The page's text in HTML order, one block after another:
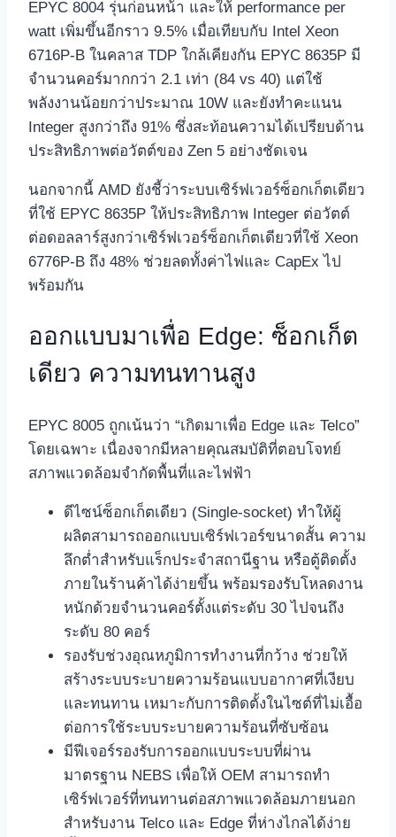
EPYC 8004 รุ่นก่อนหน้า และให้ performance per
watt เพิ่มขึ้นอีกราว 9.5% เมื่อเทียบกับ Intel Xeon
6716P‑B ในคลาส TDP ใกล้เคียงกัน EPYC 8635P มี
จำนวนคอร์มากกว่า 2.1 เท่า (84 vs 40) แต่ใช้
พลังงานน้อยกว่าประมาณ 10W และยังทำคะแนน
Integer สูงกว่าถึง 91% ซึ่งสะท้อนความได้เปรียบด้าน
ประสิทธิภาพต่อวัตต์ของ Zen 5 อย่างชัดเจน
นอกจากนี้ AMD ยังชี้ว่าระบบเซิร์ฟเวอร์ซ็อกเก็ตเดียว
ที่ใช้ EPYC 8635P ให้ประสิทธิภาพ Integer ต่อวัตต์
ต่อดอลลาร์สูงกว่าเซิร์ฟเวอร์ซ็อกเก็ตเดียวที่ใช้ Xeon
6776P‑B ถึง 48% ช่วยลดทั้งค่าไฟและ CapEx ไป
พร้อมกัน
ออกแบบมาเพื่อ Edge: ซ็อกเก็ต
เดียว ความทนทานสูง
EPYC 8005 ถูกเน้นว่า “เกิดมาเพื่อ Edge และ Telco”
โดยเฉพาะ เนื่องจากมีหลายคุณสมบัติที่ตอบโจทย์
สภาพแวดล้อมจำกัดพื้นที่และไฟฟ้า
ดีไซน์ซ็อกเก็ตเดียว (Single‑socket) ทำให้ผู้
ผลิตสามารถออกแบบเซิร์ฟเวอร์ขนาดสั้น ความ
ลึกต่ำสำหรับแร็กประจำสถานีฐาน หรือตู้ติดตั้ง
ภายในร้านค้าได้ง่ายขึ้น พร้อมรองรับโหลดงาน
หนักด้วยจำนวนคอร์ตั้งแต่ระดับ 30 ไปจนถึง
ระดับ 80 คอร์
รองรับช่วงอุณหภูมิการทำงานที่กว้าง ช่วยให้
สร้างระบบระบายความร้อนแบบอากาศที่เงียบ
และทนทาน เหมาะกับการติดตั้งในไซต์ที่ไม่เอื้อ
ต่อการใช้ระบบระบายความร้อนที่ซับซ้อน
มีฟีเจอร์รองรับการออกแบบระบบที่ผ่าน
มาตรฐาน NEBS เพื่อให้ OEM สามารถทำ
เซิร์ฟเวอร์ที่ทนทานต่อสภาพแวดล้อมภายนอก
สำหรับงาน Telco และ Edge ที่ห่างไกลได้ง่าย